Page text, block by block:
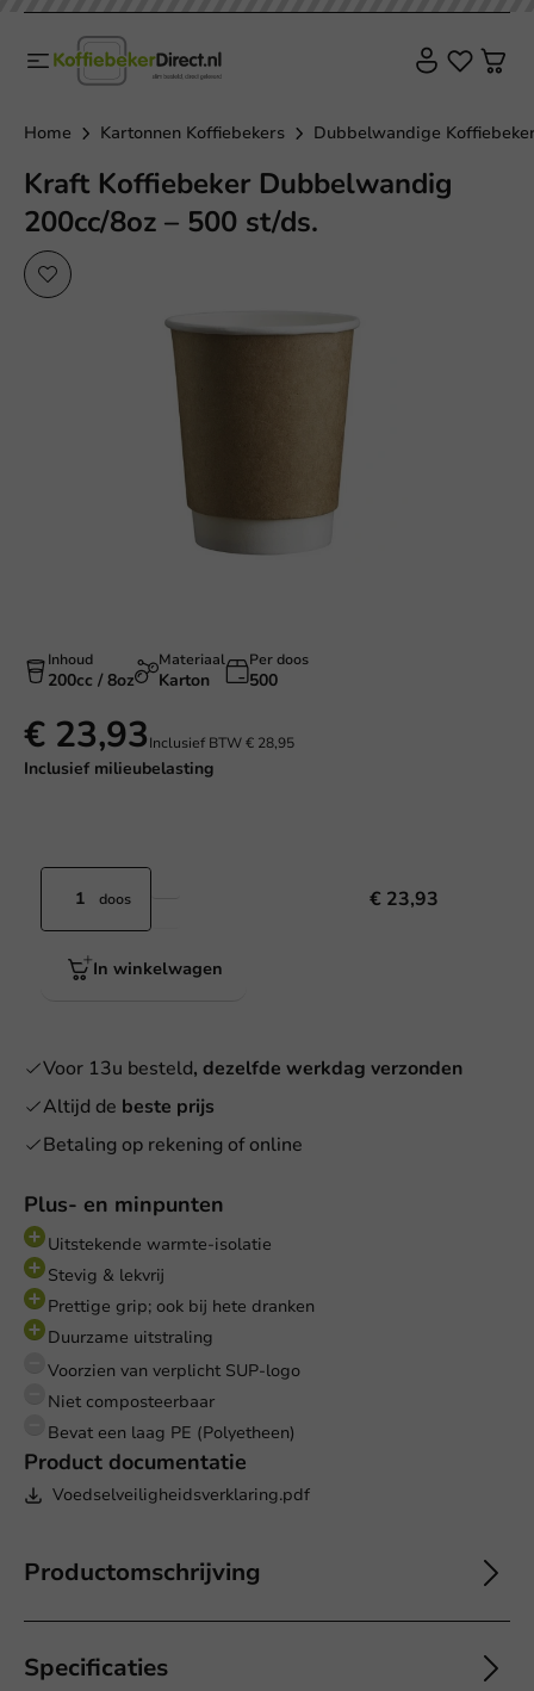
Home Kartonnen Koffiebekers Dubbelwandige
Kraft Koffiebeker Dubbelwandig
200cc/8oz – 500 st/ds.
Plus- en minpunten
Uitstekende warmte-isolatie
Stevig & lekvrij
Prettige grip; ook bij hete dranken
Duurzame uitstraling
Voorzien van verplicht SUP-logo
Niet composteerbaar
Bevat een laag PE (Polyetheen)
Product documentatie
Voedselveiligheidsverklaring.pdf
Productomschrijving
Specificaties
Inhoud
200cc / 8oz
Materiaal
Karton
Per doos
500
€ 23,93Inclusief BTW€ 28,95
Inclusief milieubelasting
doos € 23,93
In winkelwagen
Voor 13u besteld, dezelfde werkdag verzonden
Altijd de beste prijs
Betaling op rekening of online